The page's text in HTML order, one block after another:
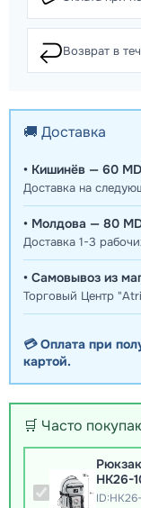
↩️Возврат в
🚚 Доставка
• Кишинёв — 60
Доставка на
• Молдова — 80
Доставка 1-3
• Самовывоз из
Торговый Центр
💳 Оплата при
картой.
🛒 Часто
HK26-